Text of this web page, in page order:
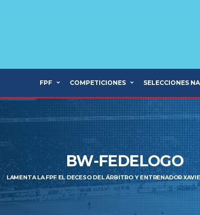
FPF COMPETICIONES SELECCIONES
BW-FEDELOGO
LAMENTA LA FPF EL DECESO DEL ÁRBITRO Y ENTRENADOR